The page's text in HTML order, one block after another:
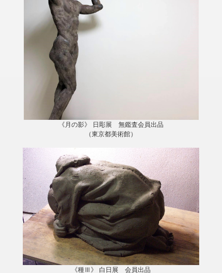
《月の影》 日彫展 無鑑査会員出品
（東京都美術館）
《種Ⅲ》 白日展 会員出品